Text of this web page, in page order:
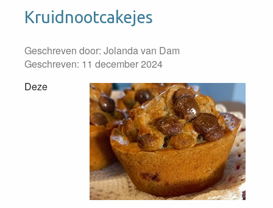
Kruidnootcakejes
Geschreven door: Jolanda van Dam
Geschreven: 11 december 2024
Deze